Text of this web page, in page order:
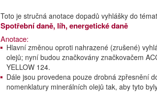
Toto je stručná anotace dopadů vyhlášky do
Spotřební daně, líh, energetické daně
Anotace:
Hlavní změnou oproti nahrazené (zrušené)
olejů; nyní budou značkovány značkovačem
YELLOW 124.
Dále jsou provedena pouze drobná zpřesnění
nomenklatury minerálních olejů tak, aby tyto